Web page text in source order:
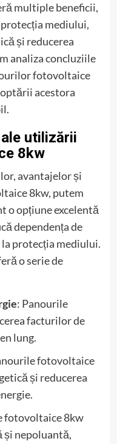
multiple beneficii,
mediului,
și reducerea
analiza concluziile
fotovoltaice
acestora
utilizării
8kw
avantajelor și
8kw, putem
o opțiune excelentă
dependența de
protecția mediului.
o serie de
: Panourile
facturilor de
lung.
fotovoltaice
și reducerea
fotovoltaice 8kw
și nepoluantă,